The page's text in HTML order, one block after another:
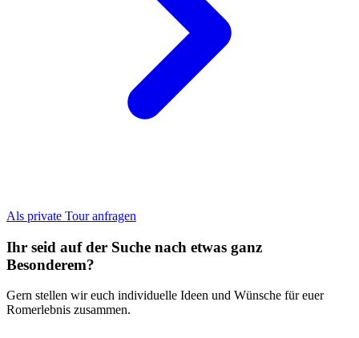
Als private Tour anfragen
Ihr seid auf der Suche nach etwas ganz
Besonderem?
Gern stellen wir euch individuelle Ideen und Wünsche für euer
Romerlebnis zusammen.